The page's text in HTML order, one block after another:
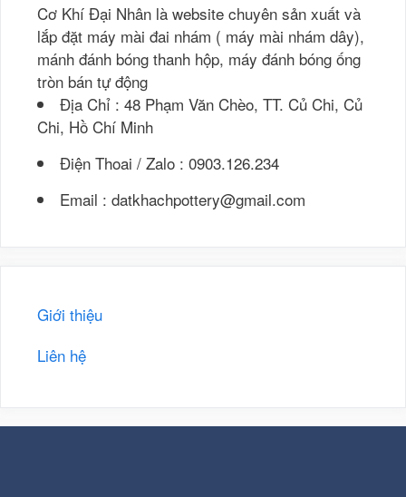
Cơ Khí Đại Nhân là website chuyên sản xuất và
lắp đặt máy mài đai nhám ( máy mài nhám dây),
mánh đánh bóng thanh hộp, máy đánh bóng ống
tròn bán tự động
Địa Chỉ : 48 Phạm Văn Chèo, TT. Củ Chi, Củ
Chi, Hồ Chí Minh
Điện Thoai / Zalo : 0903.126.234
Email : datkhachpottery@gmail.com
Giới thiệu
Liên hệ